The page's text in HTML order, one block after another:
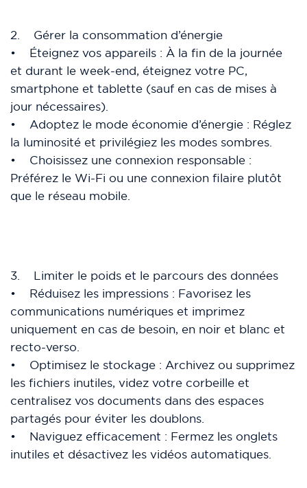
2. Gérer la consommation d’énergie
• Éteignez vos appareils : À la fin de la journée
et durant le week-end, éteignez votre PC,
smartphone et tablette (sauf en cas de mises à
jour nécessaires).
• Adoptez le mode économie d’énergie : Réglez
la luminosité et privilégiez les modes sombres.
• Choisissez une connexion responsable :
Préférez le Wi-Fi ou une connexion filaire plutôt
que le réseau mobile.
3. Limiter le poids et le parcours des données
• Réduisez les impressions : Favorisez les
communications numériques et imprimez
uniquement en cas de besoin, en noir et blanc et
recto-verso.
• Optimisez le stockage : Archivez ou supprimez
les fichiers inutiles, videz votre corbeille et
centralisez vos documents dans des espaces
partagés pour éviter les doublons.
• Naviguez efficacement : Fermez les onglets
inutiles et désactivez les vidéos automatiques.